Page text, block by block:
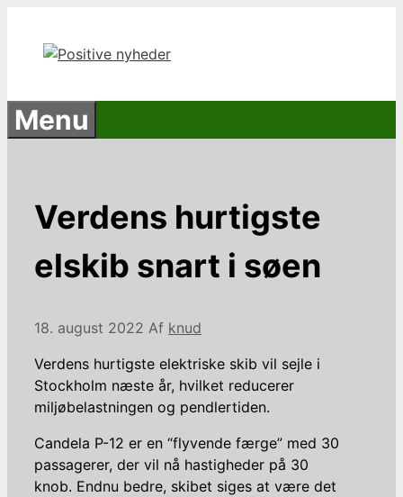
indhold
Menu
Verdens hurtigste
elskib snart i søen
18. august 2022 Af knud
Verdens hurtigste elektriske skib vil sejle i
Stockholm næste år, hvilket reducerer
miljøbelastningen og pendlertiden.
Candela P-12 er en “flyvende færge” med 30
passagerer, der vil nå hastigheder på 30
knob. Endnu bedre, skibet siges at være det